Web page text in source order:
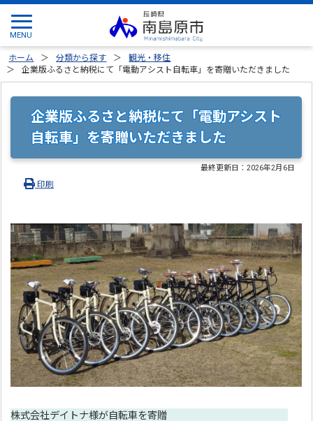
ホーム 分類から探す
観光・移住
企業版ふるさと納税にて「電動アシスト自転車」を寄贈いただきました
企業版ふるさと納税にて「電動アシスト
自転車」を寄贈いただきました
最終更新日：2026年2月6日
印刷
株式会社デイトナ様が自転車を寄贈